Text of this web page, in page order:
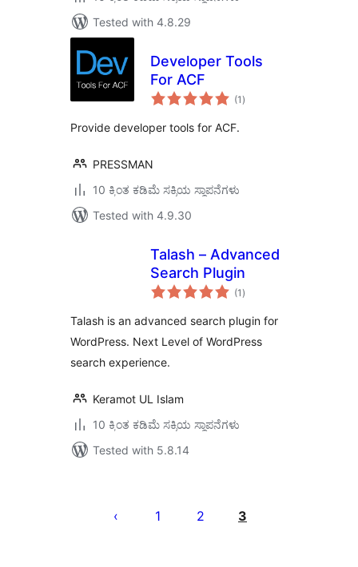
Tested with 4.8.29
Developer Tools
For ACF
(1 total
ratings
)
Provide developer tools for ACF.
PRESSMAN
10 ಕ್ಕಿಂತ ಕಡಿಮೆ ಸಕ್ರಿಯ ಸ್ಥಾಪನೆಗಳು
Tested with 4.9.30
Talash – Advanced
Search Plugin
(1 total
ratings
)
Talash is an advanced search plugin for
WordPress. Next Level of WordPress
search experience.
Keramot UL Islam
10 ಕ್ಕಿಂತ ಕಡಿಮೆ ಸಕ್ರಿಯ ಸ್ಥಾಪನೆಗಳು
Tested with 5.8.14
1 2 3